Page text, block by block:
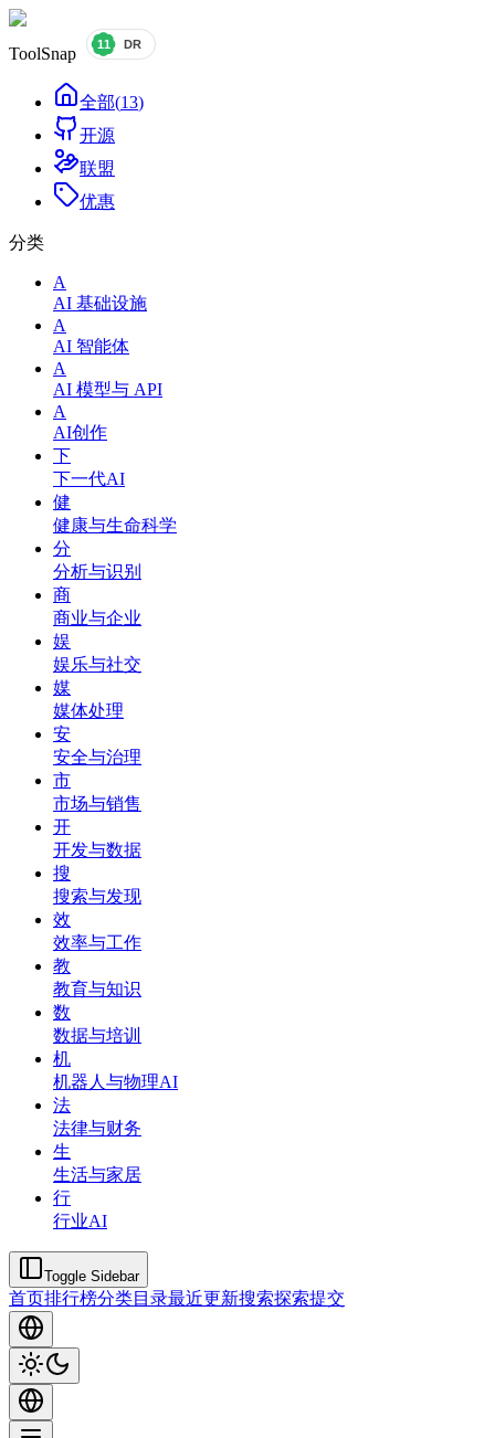
ToolSnap
全部(13)
开源
联盟
优惠
分类
A
AI 基础设施
A
AI 智能体
A
AI 模型与 API
A
AI创作
下
下一代AI
健
健康与生命科学
分
分析与识别
商
商业与企业
娱
娱乐与社交
媒
媒体处理
安
安全与治理
市
市场与销售
开
开发与数据
搜
搜索与发现
效
效率与工作
教
教育与知识
数
数据与培训
机
机器人与物理AI
法
法律与财务
生
生活与家居
行
行业AI
Toggle Sidebar
首页排行榜分类目录最近更新搜索探索提交